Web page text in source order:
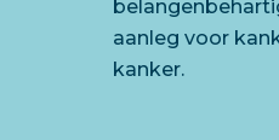
aanleg voor
kanker.